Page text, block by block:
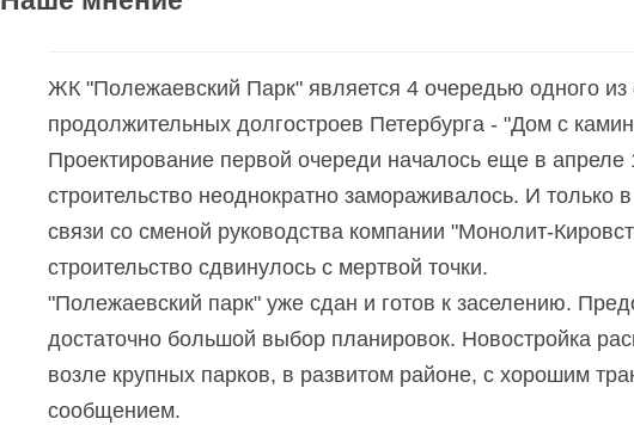
ЖК "Полежаевский Парк" является 4 очередью одного
продолжительных долгостроев Петербурга - "Дом с
Проектирование первой очереди началось еще в апреле
строительство неоднократно замораживалось. И только
связи со сменой руководства компании "Монолит-
строительство сдвинулось с мертвой точки.
"Полежаевский парк" уже сдан и готов к заселению.
достаточно большой выбор планировок. Новостройка
возле крупных парков, в развитом районе, с хорошим
сообщением.